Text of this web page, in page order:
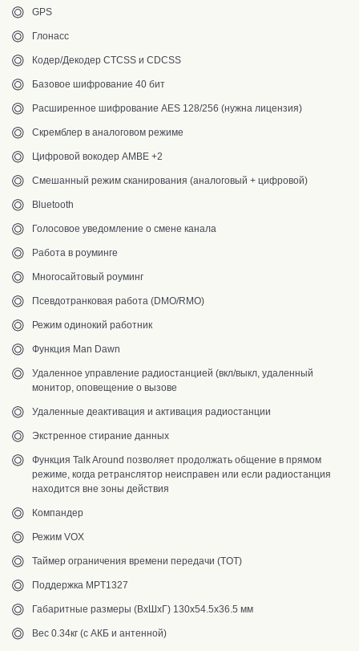
GPS
Глонасс
Кодер/Декодер CTCSS и CDCSS
Базовое шифрование 40 бит
Расширенное шифрование AES 128/256 (нужна лицензия)
Скремблер в аналоговом режиме
Цифровой вокодер AMBE +2
Смешанный режим сканирования (аналоговый + цифровой)
Bluetooth
Голосовое уведомление о смене канала
Работа в роуминге
Многосайтовый роуминг
Псевдотранковая работа (DMO/RMO)
Режим одинокий работник
Функция Man Dawn
Удаленное управление радиостанцией (вкл/выкл, удаленный
монитор, оповещение о вызове
Удаленные деактивация и активация радиостанции
Экстренное стирание данных
Функция Talk Around позволяет продолжать общение в прямом
режиме, когда ретранслятор неисправен или если радиостанция
находится вне зоны действия
Компандер
Режим VOX
Таймер ограничения времени передачи (TOT)
Поддержка MPT1327
Габаритные размеры (ВхШхГ) 130х54.5х36.5 мм
Вес 0.34кг (с АКБ и антенной)